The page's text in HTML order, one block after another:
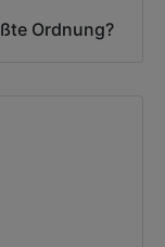
Ordnung?